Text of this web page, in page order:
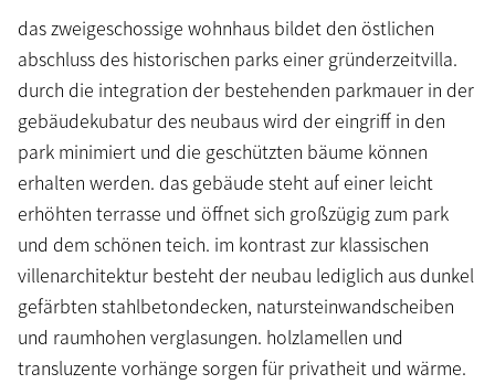
das zweigeschossige wohnhaus bildet den östlichen
abschluss des historischen parks einer gründerzeitvilla.
durch die integration der bestehenden parkmauer in der
gebäudekubatur des neubaus wird der eingriff in den
park minimiert und die geschützten bäume können
erhalten werden. das gebäude steht auf einer leicht
erhöhten terrasse und öffnet sich großzügig zum park
und dem schönen teich. im kontrast zur klassischen
villenarchitektur besteht der neubau lediglich aus dunkel
gefärbten stahlbetondecken, natursteinwandscheiben
und raumhohen verglasungen. holzlamellen und
transluzente vorhänge sorgen für privatheit und wärme.